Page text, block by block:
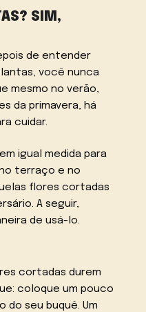
SIM,
de entender
você nunca
mesmo no verão,
da primavera, há
cuidar.
igual medida para
terraço e no
flores cortadas
A seguir,
de usá-lo.
cortadas durem
coloque um pouco
do seu buquê. Um